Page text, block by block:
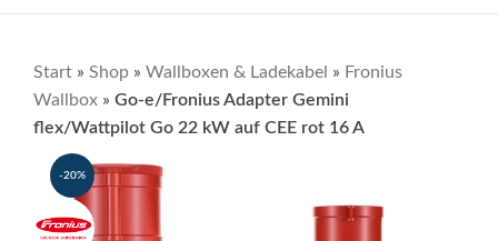
Start » Shop » Wallboxen & Ladekabel » Fronius
Wallbox » Go-e/Fronius Adapter Gemini
flex/Wattpilot Go 22 kW auf CEE rot 16 A
-20%